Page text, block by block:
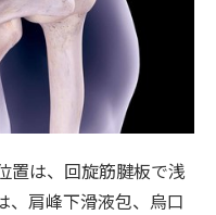
置は、回旋筋腱板で浅
、肩峰下滑液包、烏口